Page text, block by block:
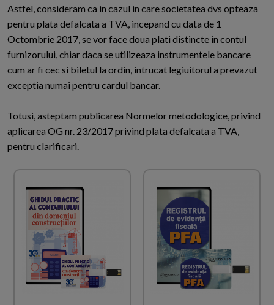
Astfel, consideram ca in cazul in care societatea dvs opteaza
pentru plata defalcata a TVA, incepand cu data de 1
Octombrie 2017, se vor face doua plati distincte in contul
furnizorului, chiar daca se utilizeaza instrumentele bancare
cum ar fi cec si biletul la ordin, intrucat legiuitorul a prevazut
exceptia numai pentru cardul bancar.
Totusi, asteptam publicarea Normelor metodologice, privind
aplicarea OG nr. 23/2017 privind plata defalcata a TVA,
pentru clarificari.